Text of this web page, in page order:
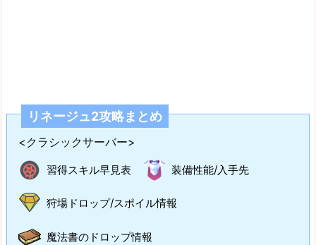
リネージュ2攻略まとめ
<クラシックサーバー>
習得スキル早見表 装備性能/入手先
狩場ドロップ/スポイル情報
魔法書のドロップ情報